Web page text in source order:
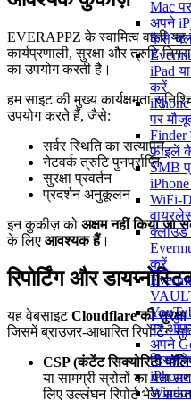
Mac
अपने
कैसे
iPad
करें
पर
Finder
फ़ाइलें
SMB
WiFi-
करें
पर
अपने
EVERAPPZ के स्वामित्व वाली
कार्यप्रणाली, सुरक्षा और त्रुटि
का उपयोग करती है।
हम साइट की मुख्य कार्यक्षमता
उपयोग करते हैं, जैसे:
सर्वर स्थिति का सत्यापन
नेटवर्क त्रुटि पुनर्प्राप्ति
सुरक्षा प्रवर्तन
प्रदर्शन अनुकूलन
इन कुकीज़ को अक्षम नहीं किया जा
के लिए आवश्यक हैं।
रिपोर्टिंग और
यह वेबसाइटCloudflare की
जिसमें ब्राउज़र-आधारित रिपोर्टिंग
CSP (कंटेंट सिक्योरिटी
या सामग्री स्रोतों का पता
लिए उल्लंघन रिपोर्ट भेज